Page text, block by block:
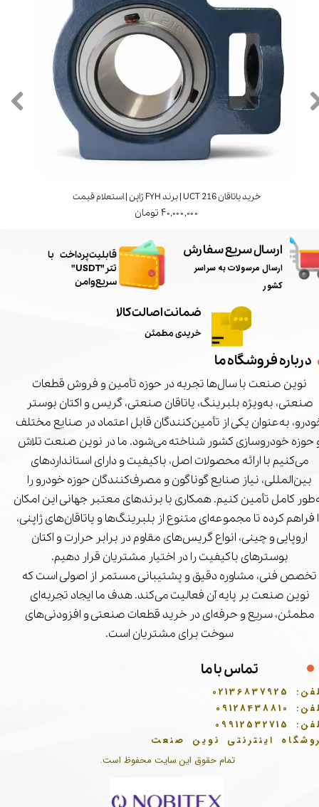
خرید یاتاقان UCT 216 | برند FYH ژاپن | استعلام قیمت
۴۰,۰۰۰,۰۰۰ تومان
تمام حقوق این سایت محفوظ است.
ارسال سریع سفارش
ارسال مرسولات به سراسر
کشور
ضمانت اصالت کالا
خریدی مطمئن
درباره فروشگاه ما
نوین صنعت با سال‌ها تجربه در حوزه تأمین و فروش قطعات
صنعتی، به‌ویژه بلبرینگ، یاتاقان صنعتی، گریس و اکتان بوستر
به‌عنوان یکی از تأمین‌کنندگان قابل اعتماد در صنایع مختلف
حوزه خودروسازی کشور شناخته می‌شود. ما در نوین صنعت تلاش
می‌کنیم با ارائه محصولات اصل، باکیفیت و دارای استانداردهای
بین‌المللی، نیاز صنایع گوناگون و مصرف‌کنندگان حوزه خودرو را
کامل تأمین کنیم. همکاری با برندهای معتبر جهانی این امکان
فراهم کرده تا مجموعه‌ای متنوع از بلبرینگ‌ها و یاتاقان‌های ژاپنی،
اروپایی و چینی، انواع گریس‌های مقاوم در برابر حرارت و اکتان
بوسترهای باکیفیت را در اختیار مشتریان قرار دهیم.
تخصص فنی، مشاوره دقیق و پشتیبانی مستمر از اصولی است که
نوین صنعت بر پایه آن فعالیت می‌کند. هدف ما ایجاد تجربه‌ای
مطمئن، سریع و حرفه‌ای در خرید قطعات صنعتی و افزودنی‌های
سوخت برای مشتریان است.
تماس با ما
02136837925
09128438810
09912532715
اینترنتی نوین صنعت
​قابلیت پرداخت با
تتر"USDT"
سریع و امن